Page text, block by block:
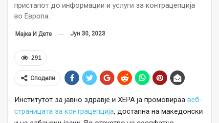
пристапот до информации и услуги за контрацепција
во Европа.
Мајка И Дете Јун 30, 2023
291
Сподели
Институтот за јавно здравје и ХЕРА ја промовираа веб-
страницата за контрацепција, достапна на македонски